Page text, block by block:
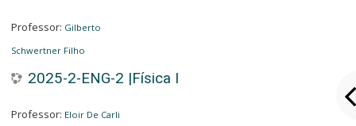
Professor: Gilberto
Schwertner Filho
2025-2-ENG-2 |Física I
Professor: Eloir De Carli